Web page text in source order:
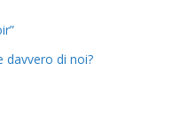
davvero di noi?